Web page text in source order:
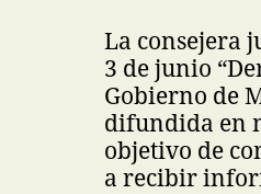
La consejera
3 de junio
Gobierno de
difundida en
objetivo de
a recibir